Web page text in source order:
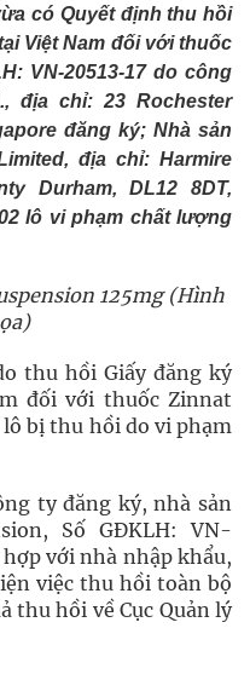
có Quyết địnhthu hồi
Việt Nam đối với thuốc
VN-20513-17 do công
địa chỉ: 23 Rochester
đăng ký; Nhà sản
địa chỉ: Harmire
Durham, DL12 8DT,
lô vi phạm chất lượng
125mg (Hình
)
thu hồi Giấy đăng ký
đối với thuốc Zinnat
lô bị thu hồi do vi phạm
ty đăng ký, nhà sản
Số GĐKLH: VN-
với nhà nhập khẩu,
việc thu hồi toàn bộ
thu hồi về Cục Quản lý